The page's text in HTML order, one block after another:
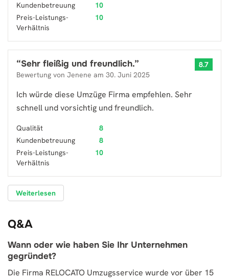
Kundenbetreuung
10
Preis-Leistungs-
Verhältnis
10
“Sehr fleißig und freundlich.”
Bewertung von Jenene am 30. Juni 2025
8.7
Ich würde diese Umzüge Firma empfehlen. Sehr
schnell und vorsichtig und freundlich.
Qualität
8
Kundenbetreuung
8
Preis-Leistungs-
Verhältnis
10
Weiterlesen
Q&A
Wann oder wie haben Sie Ihr Unternehmen
gegründet?
Die Firma RELOCATO Umzugsservice wurde vor über 15